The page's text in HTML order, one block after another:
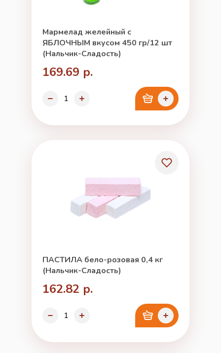
Мармелад желейный с
ЯБЛОЧНЫМ вкусом 450 гр/12 шт
(Нальчик-Сладость)
169.69 р.
ПАСТИЛА бело-розовая 0,4 кг
(Нальчик-Сладость)
162.82 р.